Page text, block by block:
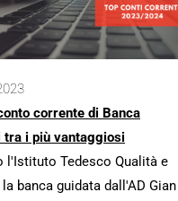
corrente di Banca
tra i più vantaggiosi
l'Istituto Tedesco Qualità e
la banca guidata dall'AD Gian